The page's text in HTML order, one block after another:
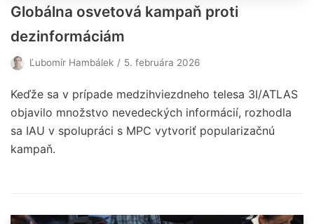
Globálna osvetová kampaň proti
dezinformáciám
Ľubomír Hambálek 5. februára 2026
Keďže sa v prípade medzihviezdneho telesa 3I/ATLAS
objavilo množstvo nevedeckých informácií, rozhodla
sa IAU v spolupráci s MPC vytvoriť popularizačnú
kampaň.